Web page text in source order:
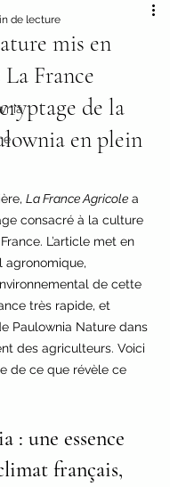
mis en
France
de la
en plein
de lecture
La France Agricole a
consacré à la culture
L’article met en
agronomique,
de cette
très rapide, et
Paulownia Nature dans
des agriculteurs. Voici
de ce que révèle ce
: une essence
français,